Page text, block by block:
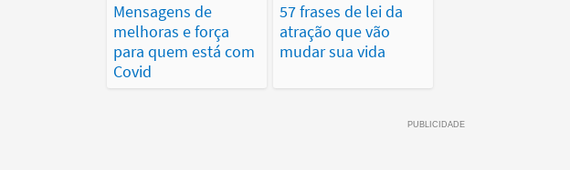
Mensagens de
melhoras e força
para quem está com
Covid
57 frases de lei da
atração que vão
mudar sua vida